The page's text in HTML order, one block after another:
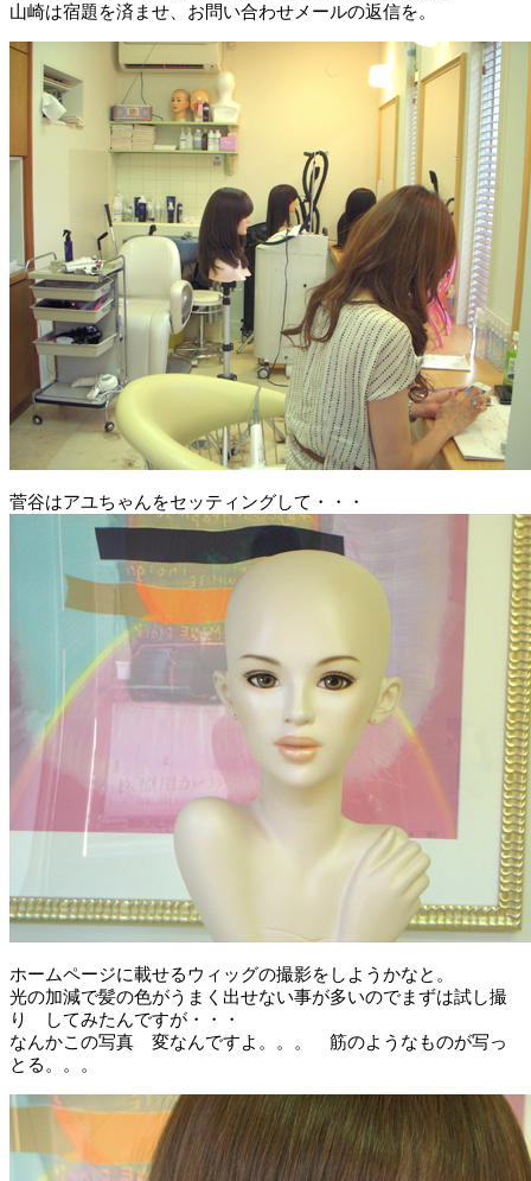
山崎は宿題を済ませ、お問い合わせメールの返信を。
菅谷はアユちゃんをセッティングして・・・
ホームページに載せるウィッグの撮影をしようかなと。
光の加減で髪の色がうまく出せない事が多いのでまずは試し撮
り してみたんですが・・・
なんかこの写真 変なんですよ。。。 筋のようなものが写っ
とる。。。